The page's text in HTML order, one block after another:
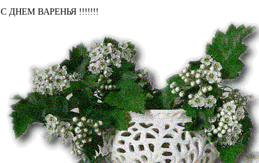
С ДНЕМ ВАРЕНЬЯ !!!!!!!